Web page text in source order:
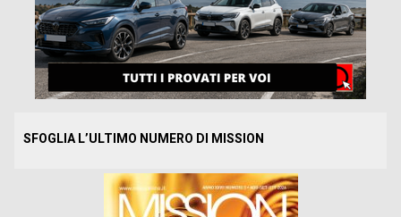
SFOGLIA L’ULTIMO NUMERO DI MISSION